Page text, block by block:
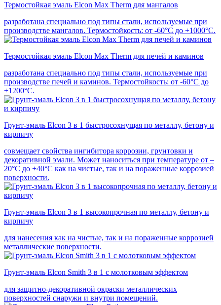
Термостойкая эмаль Elcon Max Therm для мангалов
разработана специально под типы стали, используемые при
производстве мангалов. Термостойкость: от -60°С до +1000°С.
Термостойкая эмаль Elcon Max Therm для печей и каминов
разработана специально под типы стали, используемые при
производстве печей и каминов. Термостойкость: от -60°С до
+1200°С.
Грунт-эмаль Elcon 3 в 1 быстросохнущая по металлу, бетону и
кирпичу
совмещает свойства ингибитора коррозии, грунтовки и
декоративной эмали. Может наноситься при температуре от –
20°С до +40°С как на чистые, так и на пораженные коррозией
поверхности.
Грунт-эмаль Elcon 3 в 1 высокопрочная по металлу, бетону и
кирпичу
для нанесения как на чистые, так и на пораженные коррозией
металлические поверхности.
Грунт-эмаль Elcon Smith 3 в 1 с молотковым эффектом
для защитно-декоративной окраски металлических
поверхностей снаружи и внутри помещений.